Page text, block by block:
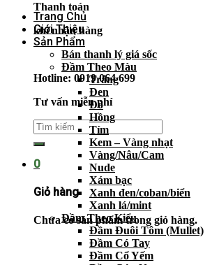
Thanh toán
khi nhận hàng
Hotline: 0919 064 699
Tư vấn miễn phí
0
Giỏ hàng
Chưa có sản phẩm trong giỏ hàng.
Trang Chủ
Giới Thiệu
Sản Phẩm
Bán thanh lý giá sốc
Đầm Theo Màu
Trắng
Đen
Đỏ
Hồng
Tím
Kem – Vàng nhạt
Vàng/Nâu/Cam
Nude
Xám bạc
Xanh đen/coban/biển
Xanh lá/mint
Đầm Theo Kiểu
Đầm Đuôi Tôm (Mullet)
Đầm Có Tay
Đầm Cổ Yếm